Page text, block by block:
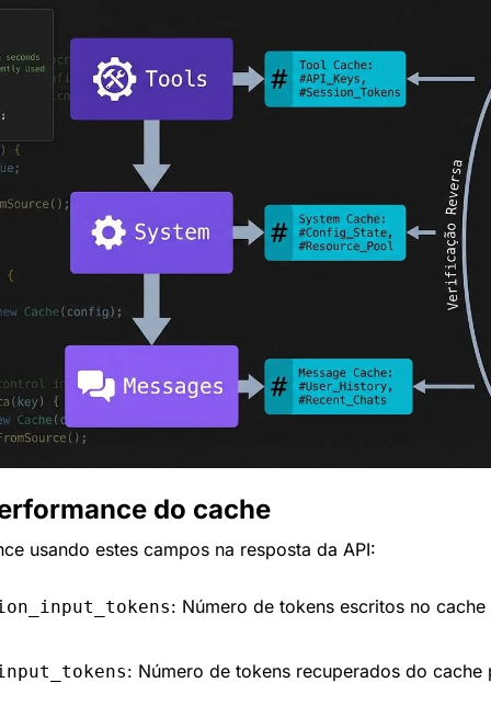
do cache
usando estes campos na resposta da API:
: Número de tokens escritos no
: Número de tokens recuperados do cache